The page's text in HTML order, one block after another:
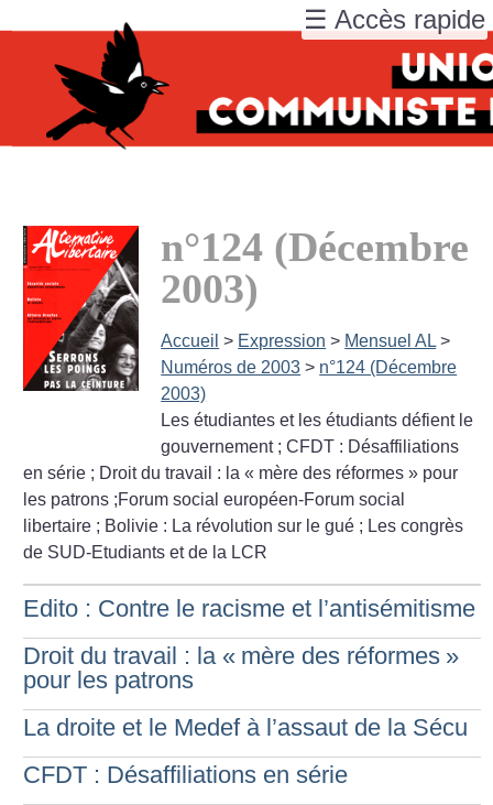
n°124 (Décembre
2003)
Accueil > Expression > Mensuel AL >
Numéros de 2003 > n°124 (Décembre
2003)
Les étudiantes et les étudiants défient le
gouvernement ; CFDT : Désaffiliations
en série ; Droit du travail : la « mère des réformes » pour
les patrons ;Forum social européen-Forum social
libertaire ; Bolivie : La révolution sur le gué ; Les congrès
de SUD-Etudiants et de la LCR
Edito : Contre le racisme et l’antisémitisme
Droit du travail : la « mère des réformes »
pour les patrons
La droite et le Medef à l’assaut de la Sécu
CFDT : Désaffiliations en série
☰ Accès rapide